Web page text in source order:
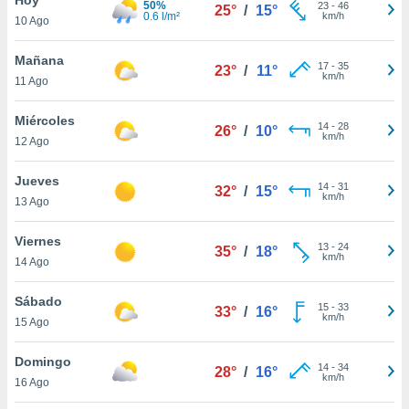
en
más
nuestra
de
cookies
aceptar
10 Ago
50%
0.6 l/m²
25° / 15° 23- 46
km/h
Mañana
11 Ago
23° / 11° 17- 35
km/h
Miércoles
12 Ago
26° / 10° 14- 28
km/h
Jueves
13 Ago
32° / 15° 14- 31
km/h
Viernes
14 Ago
35° / 18° 13- 24
km/h
Sábado
15 Ago
33° / 16° 15- 33
km/h
Domingo
16 Ago
28° / 16° 14- 34
km/h